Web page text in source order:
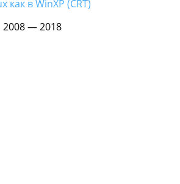
как в WinXP (CRT)
2008 — 2018